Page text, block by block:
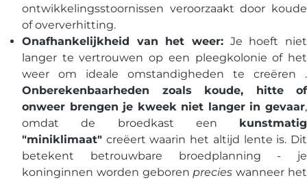
ontwikkelingsstoornissen veroorzaakt door koude
of oververhitting.
Onafhankelijkheid van het weer: Je hoeft niet
langer te vertrouwen op een pleegkolonie of het
weer om ideale omstandigheden te creëren .
Onberekenbaarheden zoals koude, hitte of
onweer brengen je kweek niet langer in gevaar,
omdat de broedkast een
kunstmatig
"miniklimaat" creëert waarin het altijd lente is. Dit
betekent betrouwbare broedplanning - je
koninginnen worden geborenprecies wanneer het